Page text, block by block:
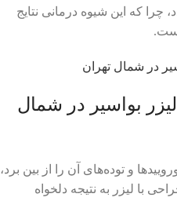
که این شیوه درمانی نتایج
بواسیر در شمال
و توده‌های آن را از بین‌ برد،
با لیزر به نتیجه‌ دلخواه